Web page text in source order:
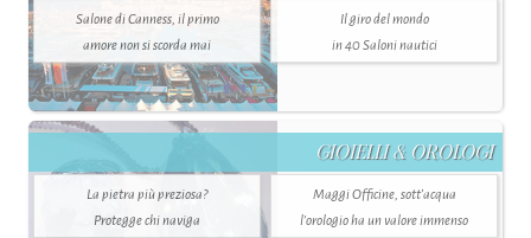
Salone di Canness, il primo
amore non si scorda mai
Il giro del mondo
in 40 Saloni nautici
GIOIELLI & OROLOGI
La pietra più preziosa?
Protegge chi naviga
Maggi Officine, sott’acqua
l'orologio ha un valore immenso